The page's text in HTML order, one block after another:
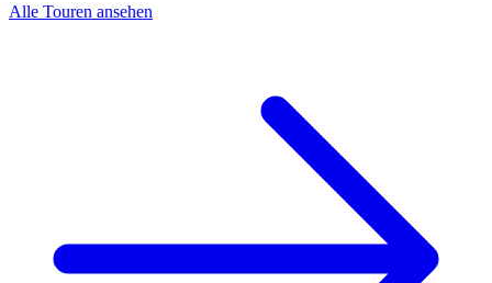
Alle Touren ansehen